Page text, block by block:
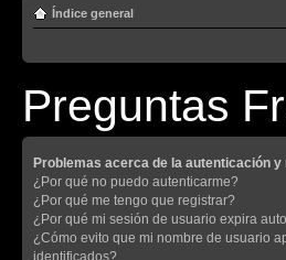
Índice general
Preguntas
Problemas acerca de la autenticación
¿Por qué no puedo autenticarme?
¿Por qué me tengo que registrar?
¿Por qué mi sesión de usuario expira
¿Cómo evito que mi nombre de usuario
identificados?